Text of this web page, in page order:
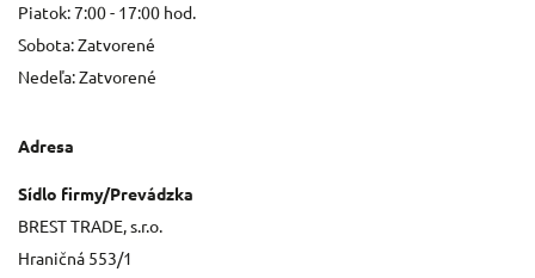
Piatok: 7:00 - 17:00 hod.
Sobota: Zatvorené
Nedeľa: Zatvorené
Adresa
Sídlo firmy/Prevádzka
BREST TRADE, s.r.o.
Hraničná 553/1